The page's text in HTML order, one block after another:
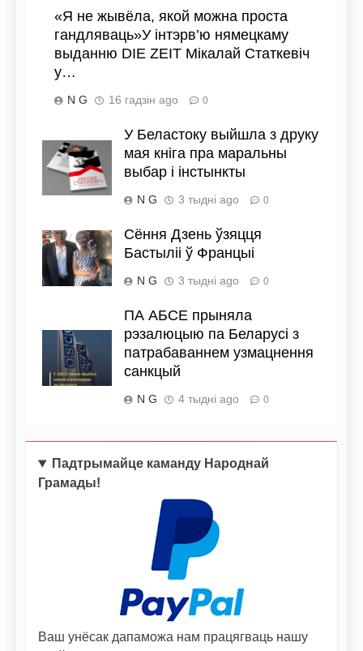
«Я не жывёла, якой можна проста
гандляваць»У інтэрв’ю нямецкаму
выданню DIE ZEIT Мікалай Статкевіч
у…
N G 16 гадзін ago 0
У Беластоку выйшла з друку
мая кніга пра маральны
выбар і інстынкты
N G 3 тыдні ago 0
Сёння Дзень ўзяцця
Бастыліі ў Францыі
N G 3 тыдні ago 0
ПА АБСЕ прыняла
рэзалюцыю па Беларусі з
патрабаваннем узмацнення
санкцый
N G 4 тыдні ago 0
Падтрымайце каманду Народнай
Грамады!
Ваш унёсак дапаможа нам працягваць нашу